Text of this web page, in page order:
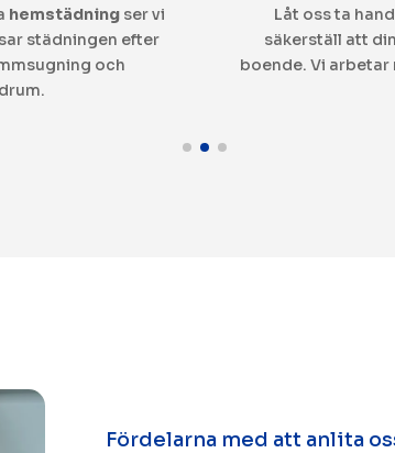
hemstädningser vi
städningen efter
och
Låt oss ta
säkerställ att
boende. Vi
Fördelarna med att anlita